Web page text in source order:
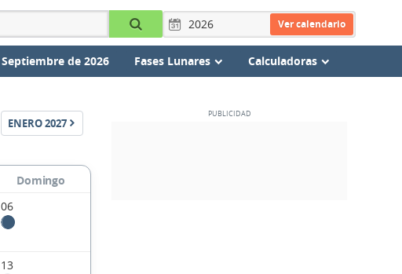
Ver calendario
Septiembre de 2026 Fases Lunares Calculadoras
ENERO2027
Domingo
06
13